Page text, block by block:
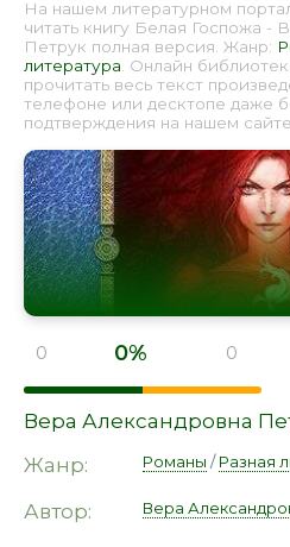
На нашем литературном
читать книгу Белая Госпожа -
Петрук полная версия. Жанр:
литература . Онлайн
прочитать весь текст
телефоне или десктопе даже
подтверждения на нашем
0 0% 0
Вера Александровна
Жанр:
Романы /Разная
Автор: Вера